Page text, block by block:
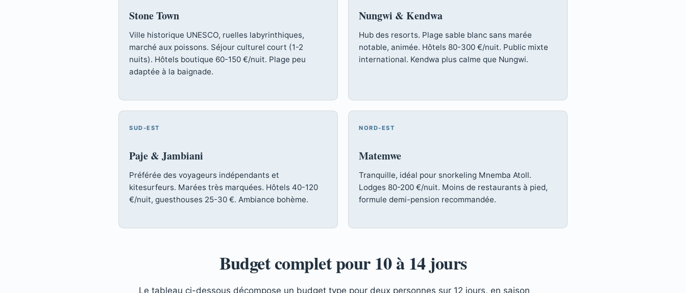
Stone Town
Ville historique UNESCO, ruelles labyrinthiques,
marché aux poissons. Séjour culturel court (1-2
nuits). Hôtels boutique 60-150 €/nuit. Plage peu
adaptée à la baignade.
Nungwi & Kendwa
Hub des resorts. Plage sable blanc sans marée
notable, animée. Hôtels 80-300 €/nuit. Public mixte
international. Kendwa plus calme que Nungwi.
SUD-EST
Paje & Jambiani
Préférée des voyageurs indépendants et
kitesurfeurs. Marées très marquées. Hôtels 40-120
€/nuit, guesthouses 25-30 €. Ambiance bohème.
NORD-EST
Matemwe
Tranquille, idéal pour snorkeling Mnemba Atoll.
Lodges 80-200 €/nuit. Moins de restaurants à pied,
formule demi-pension recommandée.
Budget complet pour 10 à 14 jours
Le tableau ci-dessous décompose un budget type pour deux personnes sur 12 jours, en saison